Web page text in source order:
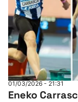
01/03/2026 - 21:31
Eneko